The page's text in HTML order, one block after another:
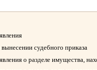
судебного приказа
о разделе имущества,